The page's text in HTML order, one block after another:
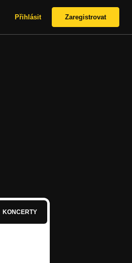
Přihlásit Zaregistrovat
KONCERTY